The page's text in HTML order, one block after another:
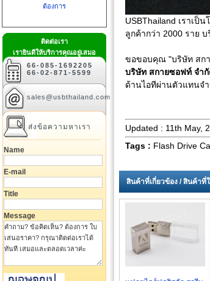
USBThailand เราเ
ลูกค้ากว่า 2000 ราย บ
ขอขอบคุณ "บริษัท สกา
บริษัท สกายซอฟท์ จำ
ด้านไอทีผ่านตัวแทนจ
Updated : 11th May,
Tags : Flash Drive
สินค้าที่เกี่ยวข้อง / สินค้าที่
ต้องการ
ติดต่อเรา
เรายินดีให้บริการคุณอยู่เสมอ
66-085-1692205
66-02-871-5599
sales@usbthailand.com
ส่งข้อความหาเรา
Name
E-mail
Title
Message